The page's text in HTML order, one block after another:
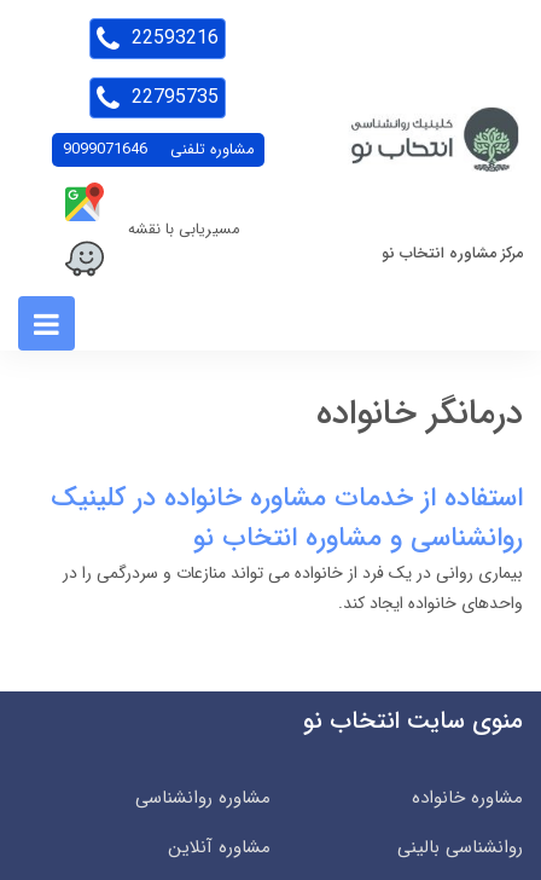
مرکز مشاوره انتخاب نو
مشاوره تلفنی 9099071646
مسیریابی با نقشه
22593216
22795735
درمانگر خانواده
استفاده از خدمات مشاوره خانواده در کلینیک
روانشناسی و مشاوره انتخاب نو
بیماری روانی در یک فرد از خانواده می تواند منازعات و سردرگمی را در
واحدهای خانواده ایجاد کند.
منوی سایت انتخاب نو
مشاوره خانواده
مشاوره روانشناسی
روانشناسی بالینی
مشاوره آنلاین